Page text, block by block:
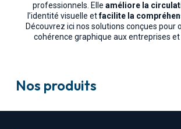
professionnels. Elle améliore la
l’identité visuelle etfacilite la
Découvrez ici nos solutions conçues pour
cohérence graphique aux entreprises et
Nos produits